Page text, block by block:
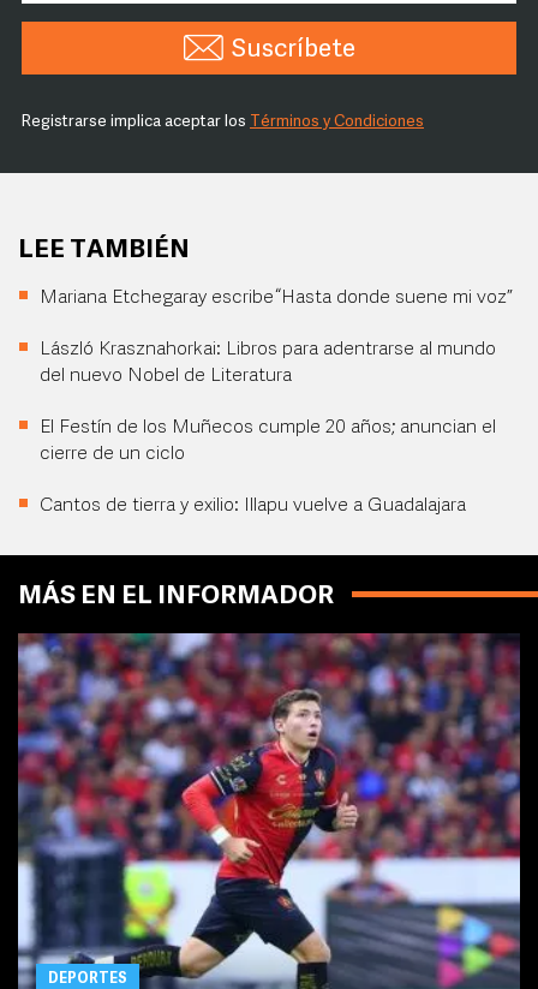
Suscríbete
Registrarse implica aceptar los Términos y Condiciones
LEE TAMBIÉN
Mariana Etchegaray escribe “Hasta donde suene mi voz”
László Krasznahorkai: Libros para adentrarse al mundo
del nuevo Nobel de Literatura
El Festín de los Muñecos cumple 20 años; anuncian el
cierre de un ciclo
Cantos de tierra y exilio: Illapu vuelve a Guadalajara
MÁS EN EL INFORMADOR
DEPORTES